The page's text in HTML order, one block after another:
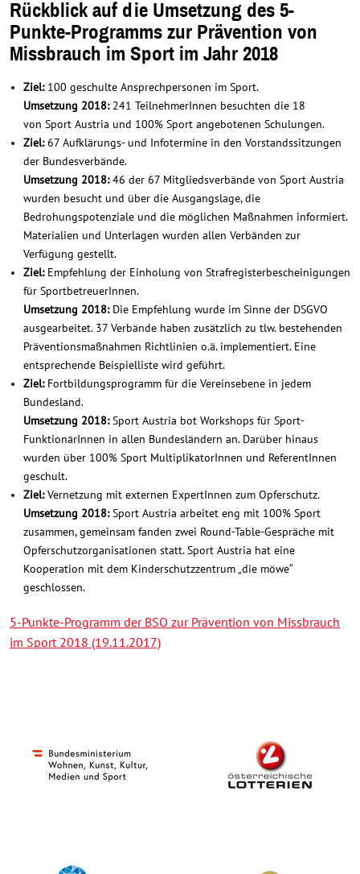
Rückblick auf die Umsetzung des 5-
Punkte-Programms zur Prävention von
Missbrauch im Sport im Jahr 2018
Ziel:100 geschulte Ansprechpersonen im Sport.
Umsetzung 2018:241 TeilnehmerInnen besuchten die 18
von Sport Austria und 100% Sport angebotenen Schulungen.
Ziel:67 Aufklärungs- und Infotermine in den Vorstandssitzungen
der Bundesverbände.
Umsetzung 2018:46 der 67 Mitgliedsverbände von Sport Austria
wurden besucht und über die Ausgangslage, die
Bedrohungspotenziale und die möglichen Maßnahmen informiert.
Materialien und Unterlagen wurden allen Verbänden zur
Verfügung gestellt.
Ziel:Empfehlung der Einholung von Strafregisterbescheinigungen
für SportbetreuerInnen.
Umsetzung 2018:Die Empfehlung wurde im Sinne der DSGVO
ausgearbeitet. 37 Verbände haben zusätzlich zu tlw. bestehenden
Präventionsmaßnahmen Richtlinien o.ä. implementiert. Eine
entsprechende Beispielliste wird geführt.
Ziel:Fortbildungsprogramm für die Vereinsebene in jedem
Bundesland.
Umsetzung 2018:Sport Austria bot Workshops für Sport-
FunktionärInnen in allen Bundesländern an. Darüber hinaus
wurden über 100% Sport MultiplikatorInnen und ReferentInnen
geschult.
Ziel:Vernetzung mit externen ExpertInnen zum Opferschutz.
Umsetzung 2018:Sport Austria arbeitet eng mit 100% Sport
zusammen, gemeinsam fanden zwei Round-Table-Gespräche mit
Opferschutzorganisationen statt. Sport Austria hat eine
Kooperation mit dem Kinderschutzzentrum „die möwe“
geschlossen.
5-Punkte-Programm der BSO zur Prävention von Missbrauch
im Sport 2018 (19.11.2017)